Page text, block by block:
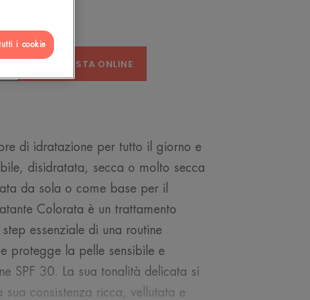
ACQUISTA ONLINE
di idratazione per tutto il giorno e
disidratata, secca o molto secca
da sola o come base per il
Colorata è un trattamento
essenziale di una routine
protegge la pelle sensibile e
SPF 30. La sua tonalità delicata si
consistenza ricca, vellutata e
i cookie